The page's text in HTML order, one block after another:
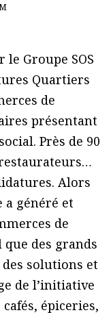
le Groupe SOS
Quartiers
de
présentant
Près de 90
Alors
a généré et
de
des grands
solutions et
de l’initiative
épiceries,